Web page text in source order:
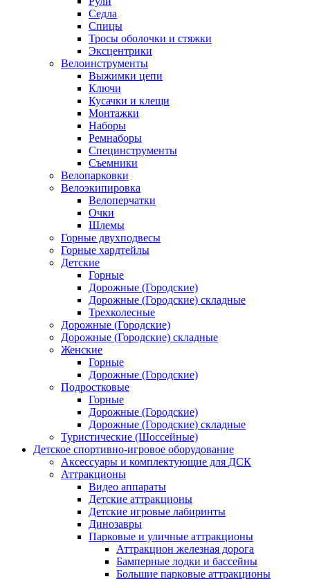
Седла
Спицы
Тросы оболочки и стяжки
Эксцентрики
Велоинструменты
Выжимки цепи
Ключи
Кусачки и клещи
Монтажки
Наборы
Ремнаборы
Специнструменты
Съемники
Велопарковки
Велоэкипировка
Велоперчатки
Очки
Шлемы
Горные двухподвесы
Горные хардтейлы
Детские
Горные
Дорожные (Городские)
Дорожные (Городские) складные
Трехколесные
Дорожные (Городские)
Дорожные (Городские) складные
Женские
Горные
Дорожные (Городские)
Подростковые
Горные
Дорожные (Городские)
Дорожные (Городские) складные
Туристические (Шоссейные)
Детское спортивно-игровое оборудование
Аксессуары и комплектующие для ДСК
Аттракционы
Видео аппараты
Детские аттракционы
Детские игровые лабиринты
Динозавры
Парковые и уличные аттракционы
Аттракцион железная дорога
Бамперные лодки и бассейны
Большие парковые аттракционы